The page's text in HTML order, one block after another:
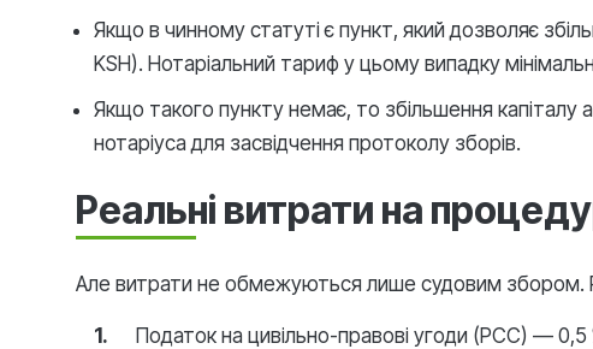
Якщо в чинному статуті є пункт, який дозволяє
KSH). Нотаріальний тариф у цьому випадку
Якщо такого пункту немає, то збільшення капіталу
нотаріуса для засвідчення протоколу зборів.
Реальні витрати на
Але витрати не обмежуються лише судовим збором.
Податок на цивільно-правові угоди (PCC) — 0,5